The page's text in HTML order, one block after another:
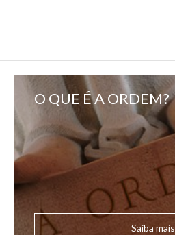
O QUE É A ORDEM?
Saiba mais